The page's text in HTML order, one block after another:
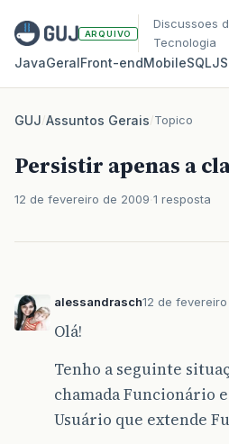
ARQUIVO
Discussoes
Tecnologia
JavaGeralFront‑endMobileSQLJS
GUJ/Assuntos Gerais/Topico
Persistir apenas a
12 de fevereiro de 2009 1 resposta
alessandrasch12 de
Olá!
Tenho a seguinte
chamada Funcionário
Usuário que extende